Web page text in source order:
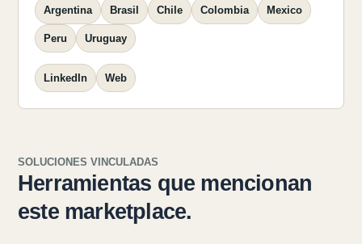
Argentina Brasil Chile Colombia Mexico
Peru Uruguay
LinkedIn Web
SOLUCIONES VINCULADAS
Herramientas que mencionan
este marketplace.